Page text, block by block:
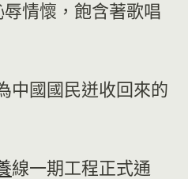
情懷，飽含著歌唱
中國國民迸收回來的
線一期工程正式通